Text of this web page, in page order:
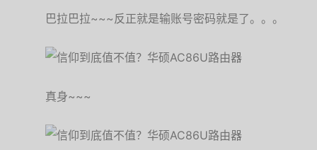
巴拉巴拉~~~反正就是输账号密码就是了。。。
真身~~~